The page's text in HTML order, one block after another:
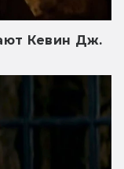
Кевин Дж.